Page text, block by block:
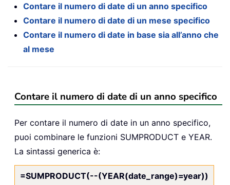
Contare il numero di date di un anno specifico
Contare il numero di date di un mese specifico
Contare il numero di date in base sia all’anno che
al mese
Contare il numero di date di un anno specifico
Per contare il numero di date in un anno specifico,
puoi combinare le funzioni SUMPRODUCT e YEAR.
La sintassi generica è:
=SUMPRODUCT(--(YEAR(date_range)=year))